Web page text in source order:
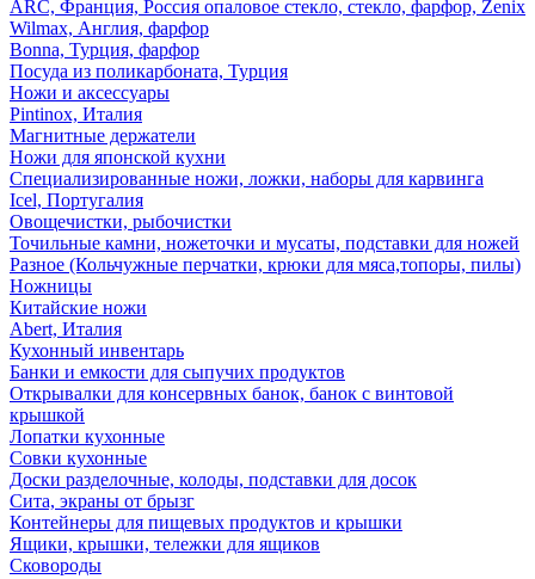
ARC, Франция, Россия опаловое стекло, стекло, фарфор, Zenix
Wilmax, Англия, фарфор
Bonna, Турция, фарфор
Посуда из поликарбоната, Турция
Ножи и аксессуары
Pintinox, Италия
Магнитные держатели
Ножи для японской кухни
Специализированные ножи, ложки, наборы для карвинга
Icel, Португалия
Овощечистки, рыбочистки
Точильные камни, ножеточки и мусаты, подставки для ножей
Разное (Кольчужные перчатки, крюки для мяса,топоры, пилы)
Ножницы
Китайские ножи
Abert, Италия
Кухонный инвентарь
Банки и емкости для сыпучих продуктов
Открывалки для консервных банок, банок с винтовой
крышкой
Лопатки кухонные
Совки кухонные
Доски разделочные, колоды, подставки для досок
Сита, экраны от брызг
Контейнеры для пищевых продуктов и крышки
Ящики, крышки, тележки для ящиков
Сковороды